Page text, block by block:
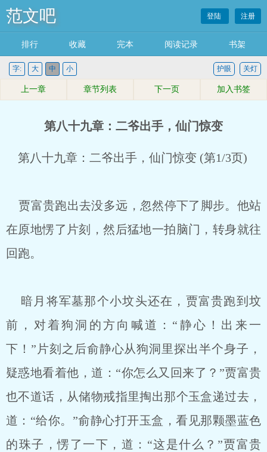
范文吧 登陆 注册
排行 收藏 完本 阅读记录 书架
字: 大 中 小 关灯
护眼
上一章 章节列表 下一页 加入书签
第八十九章：二爷出手，仙门惊变
第八十九章：二爷出手，仙门惊变 (第1/3页)
贾富贵跑出去没多远，忽然停下了脚步。他站
在原地愣了片刻，然后猛地一拍脑门，转身就往
回跑。
暗月将军墓那个小坟头还在，贾富贵跑到坟
前，对着狗洞的方向喊道：“静心！出来一
下！”片刻之后俞静心从狗洞里探出半个身子，
疑惑地看着他，道：“你怎么又回来了？”贾富贵
也不道话，从储物戒指里掏出那个玉盒递过去，
道：“给你。”俞静心打开玉盒，看见那颗墨蓝色
的珠子，愣了一下，道：“这是什么？”贾富贵